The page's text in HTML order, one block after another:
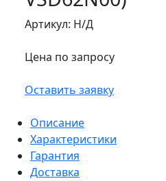
Артикул: Н/Д
Цена по запросу
Оставить заявку
Описание
Характеристики
Гарантия
Доставка